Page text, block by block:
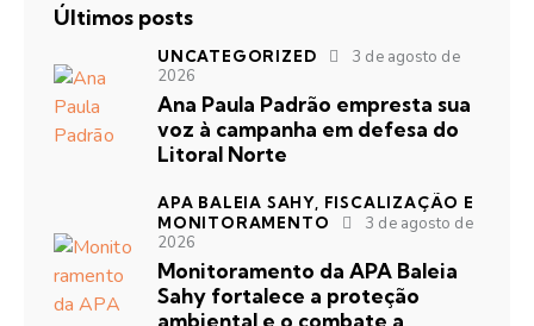
Últimos posts
UNCATEGORIZED
3 de agosto de
2026
Ana Paula Padrão empresta sua
voz à campanha em defesa do
Litoral Norte
APA BALEIA SAHY, FISCALIZAÇÃO E
MONITORAMENTO
3 de agosto de
2026
Monitoramento da APA Baleia
Sahy fortalece a proteção
ambiental e o combate a